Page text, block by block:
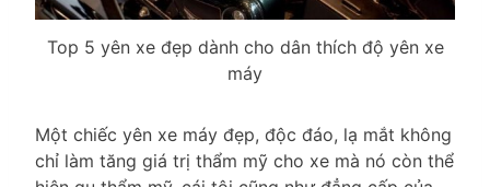
Top 5 yên xe đẹp dành cho dân thích độ yên xe
máy
Một chiếc yên xe máy đẹp, độc đáo, lạ mắt không
chỉ làm tăng giá trị thẩm mỹ cho xe mà nó còn thể